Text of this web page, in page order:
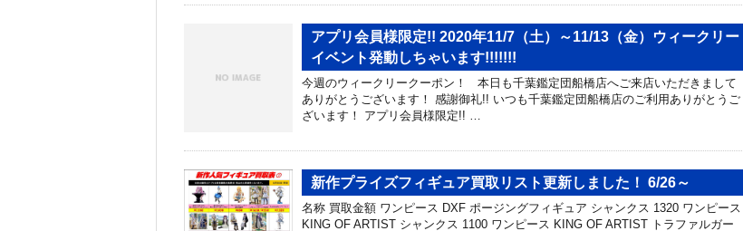
アプリ会員様限定!! 2020年11/7（土）～11/13（金）ウィークリー
イベント発動しちゃいます!!!!!!!
今週のウィークリークーポン！ 本日も千葉鑑定団船橋店へご来店いただきまして
ありがとうございます！ 感謝御礼!! いつも千葉鑑定団船橋店のご利用ありがとうご
ざいます！ アプリ会員様限定!! …
新作プライズフィギュア買取リスト更新しました！ 6/26～
名称 買取金額 ワンピース DXF ポージングフィギュア シャンクス 1320 ワンピース
KING OF ARTIST シャンクス 1100 ワンピース KING OF ARTIST トラファルガー